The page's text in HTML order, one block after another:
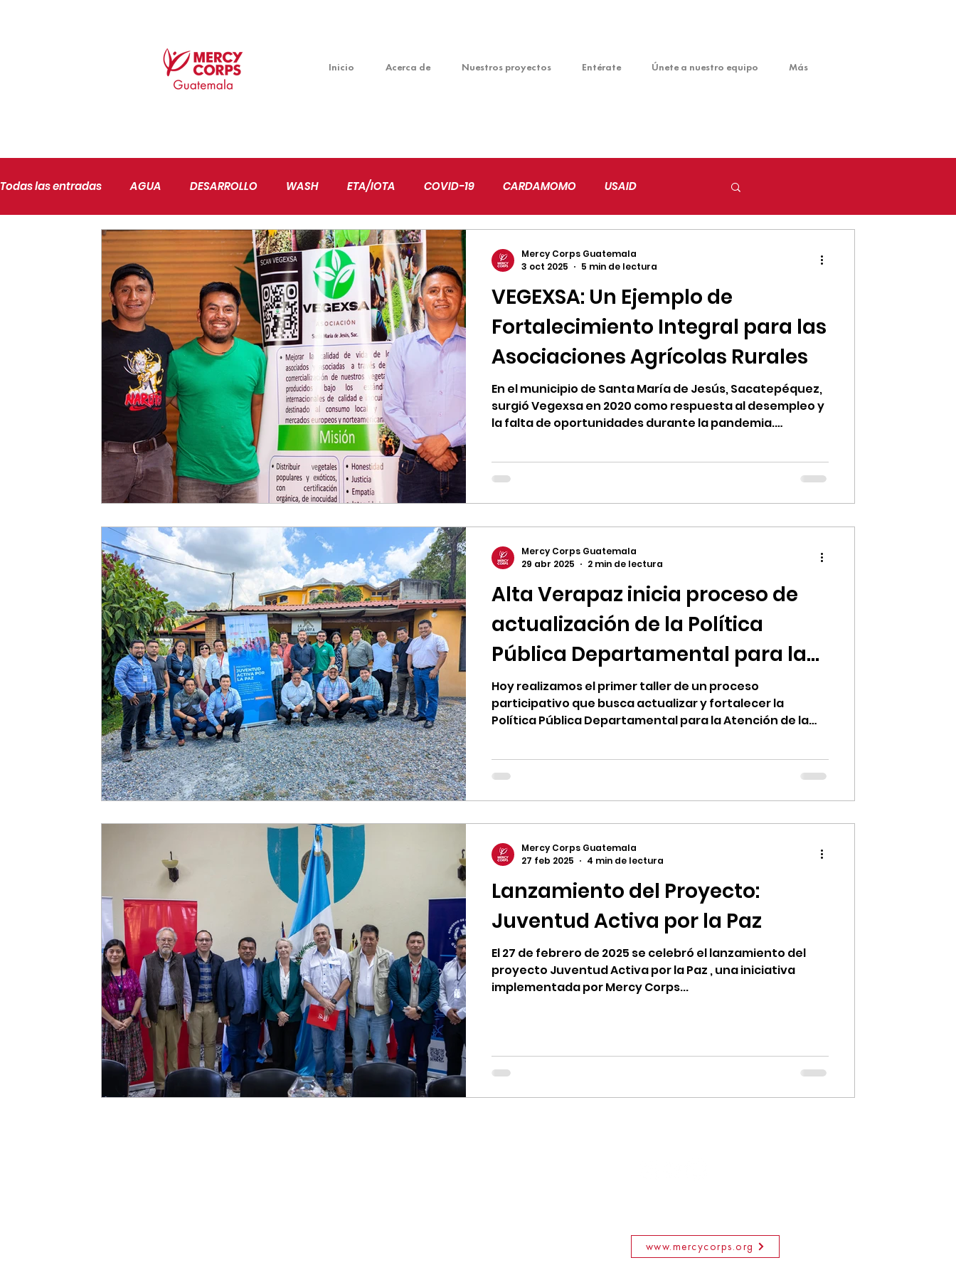
Inicio Acerca de Nuestros proyectos Entérate Únete a nuestro equipo Más
Todas las entradas AGUA DESARROLLO WASH ETA/IOTA COVID-19 CARDAMOMO USAID
PAZ Y BUENA GOBERNANZA JUVENTUDES EDUCACIÓN
SEGURIDAD ALIMENTARIA CONFLICTIVIDAD CAMBIO CLIMÁTICO EMPRENDIMIENTO
EMPODERAMIENTO DE MUJERES
VEGEXSA: Un Ejemplo de
Fortalecimiento Integral para las
Asociaciones Agrícolas Rurales
En el municipio de Santa María de Jesús, Sacatepéquez,
surgió Vegexsa en 2020 como respuesta al desempleo y
la falta de oportunidades durante la pandemia.
prácticas agrícolas sostenibles, financiamiento de
producción.
Mercy Corps Guatemala
3 oct 2025
5 min de lectura
Alta Verapaz inicia proceso de
actualización de la Política
Pública Departamental para la
Atención de la Conflictividad
Hoy realizamos el primer taller de un proceso
participativo que busca actualizar y fortalecer la
Política Pública Departamental para la Atención de la
fundamental para la articulación interinstitucional y la
conflictos sociales, agrarios y ambientales en el
departamento.
Mercy Corps Guatemala
29 abr 2025
2 min de lectura
Lanzamiento del Proyecto:
Juventud Activa por la Paz
El 27 de febrero de 2025 se celebró el lanzamiento del
proyecto Juventud Activa por la Paz , una iniciativa
implementada por Mercy Corps...
Mercy Corps Guatemala
27 feb 2025
4 min de lectura
www.mercycorps.org